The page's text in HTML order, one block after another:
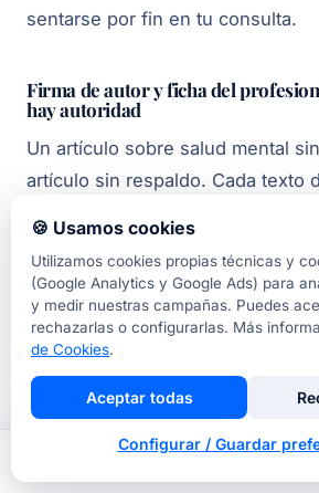
sentarse por fin en tu consulta.
Firma de autor y ficha del
hay autoridad
Un artículo sobre salud mental
artículo sin respaldo. Cada texto
pertenece (el COPC en
colegiado, habilitación como
Sanitario si procede,
experiencia y formación. Esa
exactamente la que Google usa
eres una fuente fiable, y la que
🍪 Usamos cookies
Utilizamos cookies propias técnicas y
(Google Analytics y Google Ads) para
y medir nuestras campañas. Puedes
rechazarlas o configurarlas. Más
de Cookies.
Aceptar todas
Configurar / Guardar